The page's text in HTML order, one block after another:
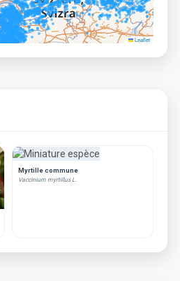
Leaflet
Myrtille commune
Vaccinium myrtillus L.